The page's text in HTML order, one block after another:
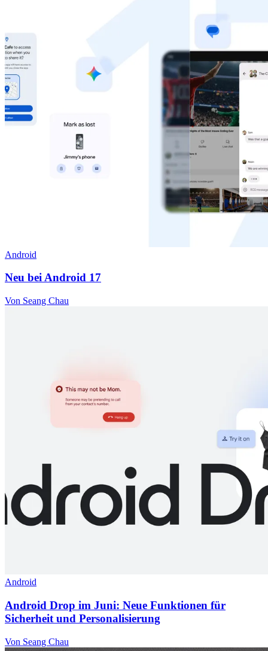
Android
Neu bei Android 17
Von Seang Chau
Android
Android Drop im Juni: Neue Funktionen für
Sicherheit und Personalisierung
Von Seang Chau